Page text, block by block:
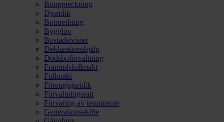
Bouppteckning
Djuridik
Boutredning
Bygglov
Bostadstvister
Deklarationshjälp
Dödsboförvaltning
Framtidsfullmakt
Fullmakt
Företagsjuridik
Förvaltningsrätt
Förvaring av testamente
Generationsskifte